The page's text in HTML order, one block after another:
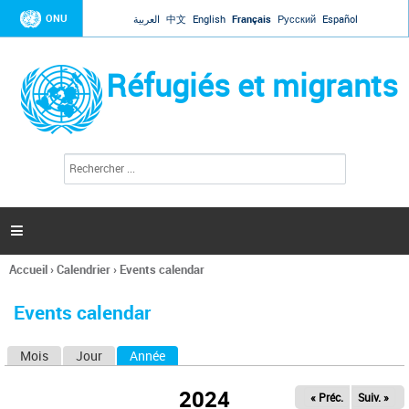
Jump to navigation
ONU العربية 中文 English Français Русский Español
Réfugiés et migrants
l
c
h
e

Vous
ici
Accueil›Calendrier› Events calendar
Events calendar
Mois Jour Année
2024 « Préc. Suiv. »